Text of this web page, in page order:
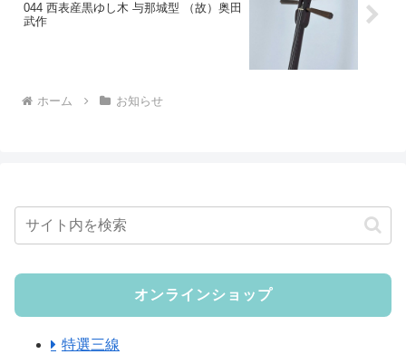
044 西表産黒ゆし木 与那城型 （故）奥田
武作
ホーム お知らせ
オンラインショップ
特選三線